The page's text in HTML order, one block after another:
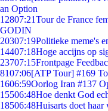
an Option
12807:21Tour de France
GODIN
20307:19Politieke meme's
14407:18Hoge accijns op
23707:15Frontpage
8107:06[ATP Tour] #169
1606:59Oorlog Iran #137
15506:48Hoe denkt God
18506:48Huisarts doet